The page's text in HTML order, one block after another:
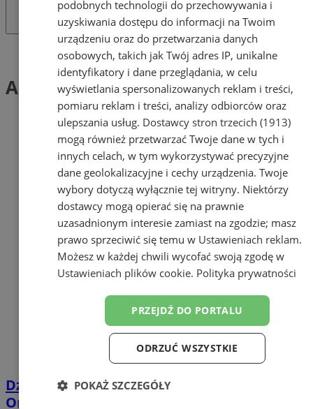
Tag: Aneta Russek
Aneta Russek (1)
Dzień Pracownika Socjalnego. Władze
Orzesza z podziękowaniami dla MOPS
podobnych technologii do przechowywania i
uzyskiwania dostępu do informacji na Twoim
urządzeniu oraz do przetwarzania danych
osobowych, takich jak Twój adres IP, unikalne
identyfikatory i dane przeglądania, w celu
wyświetlania spersonalizowanych reklam i treści,
pomiaru reklam i treści, analizy odbiorców oraz
ulepszania usług. Dostawcy stron trzecich (1913)
mogą również przetwarzać Twoje dane w tych i
innych celach, w tym wykorzystywać precyzyjne
dane geolokalizacyjne i cechy urządzenia. Twoje
wybory dotyczą wyłącznie tej witryny. Niektórzy
dostawcy mogą opierać się na prawnie
uzasadnionym interesie zamiast na zgodzie; masz
prawo sprzeciwić się temu w Ustawieniach reklam.
Możesz w każdej chwili wycofać swoją zgodę w
Ustawieniach plików cookie. Polityka prywatności
PRZEJDŹ DO PORTALU
ODRZUĆ WSZYSTKIE
POKAŻ SZCZEGÓŁY